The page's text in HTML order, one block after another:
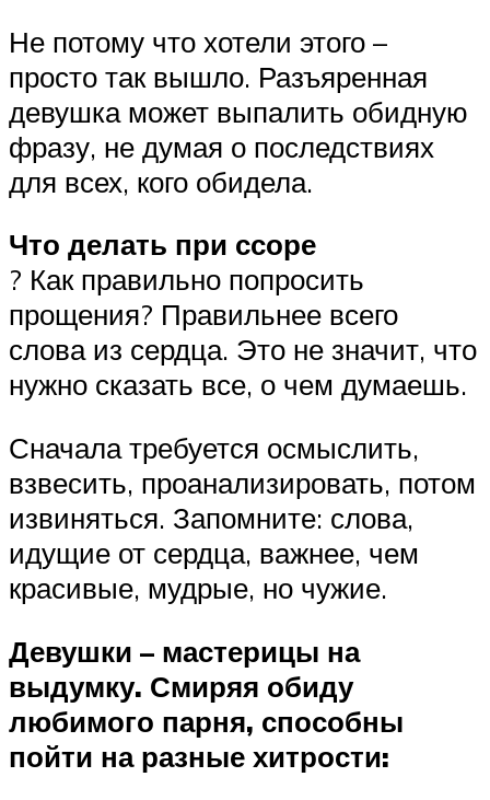
Не потому что хотели этого –
просто так вышло. Разъяренная
девушка может выпалить обидную
фразу, не думая о последствиях
для всех, кого обидела.
Что делать при ссоре
? Как правильно попросить
прощения? Правильнее всего
слова из сердца. Это не значит, что
нужно сказать все, о чем думаешь.
Сначала требуется осмыслить,
взвесить, проанализировать, потом
извиняться. Запомните: слова,
идущие от сердца, важнее, чем
красивые, мудрые, но чужие.
Девушки – мастерицы на
выдумку. Смиряя обиду
любимого парня, способны
пойти на разные хитрости: